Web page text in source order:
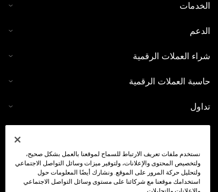
الخدمات
الدعم
شراء العملات الرقمية
حاسبة العملات الرقمية
تداول
نستخدم ملفات تعريف الارتباط للسماح لموقعنا بالعمل بشكل صحيح،
ولتخصيص المحتوى والإعلانات، ولتوفير ميزات وسائل التواصل الاجتماعي
ولتحليل حركة المرور على الموقع. ونشارك أيضًا المعلومات حول
استخدامك موقعنا مع شركائنا على مستوى وسائل التواصل الاجتماعي